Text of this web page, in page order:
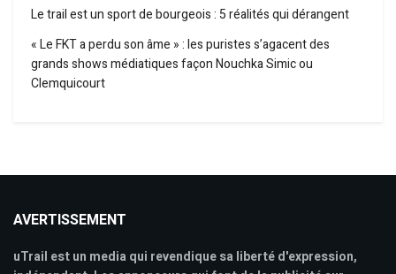
Le trail est un sport de bourgeois : 5 réalités qui dérangent
« Le FKT a perdu son âme » : les puristes s’agacent des
grands shows médiatiques façon Nouchka Simic ou
Clemquicourt
AVERTISSEMENT
uTrail est un media qui revendique sa liberté d'expression,